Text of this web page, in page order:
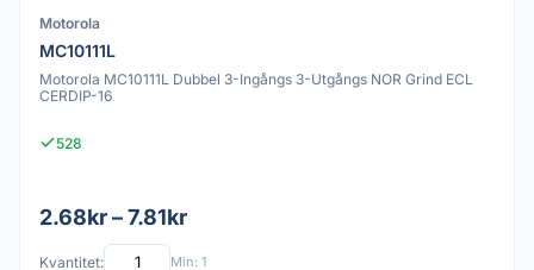
Motorola
MC10111L
Motorola MC10111L Dubbel 3-Ingångs 3-Utgångs NOR Grind ECL
CERDIP-16
528
2.68kr – 7.81kr
Kvantitet: Min: 1